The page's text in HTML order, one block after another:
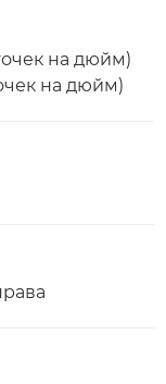
на дюйм)
на дюйм)